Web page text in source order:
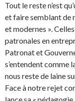
Tout le reste n’est
et faire semblant de
et modernes ».
patronales en
Patronat et
s’entendent comme
nous reste de laine
Face à notre rejet